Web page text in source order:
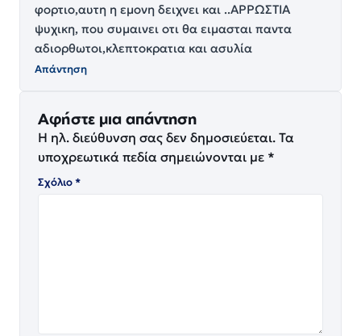
φορτιο,αυτη η εμονη δειχνει και ..ΑΡΡΩΣΤΙΑ
ψυχικη, που συμαινει οτι θα ειμασται παντα
αδιορθωτοι,κλεπτοκρατια και ασυλία
Απάντηση
Αφήστε μια απάντηση
Η ηλ. διεύθυνση σας δεν δημοσιεύεται. Τα
υποχρεωτικά πεδία σημειώνονται με *
Σχόλιο*